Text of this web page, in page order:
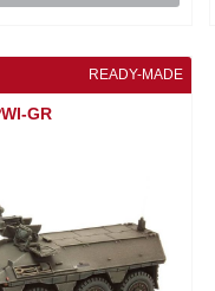
READY-MADE
GR